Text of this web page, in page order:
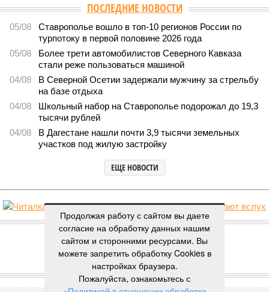
ПОСЛЕДНИЕ НОВОСТИ
05/08
Ставрополье вошло в топ-10 регионов России по
турпотоку в первой половине 2026 года
05/08
Более трети автомобилистов Северного Кавказа
стали реже пользоваться машиной
04/08
В Северной Осетии задержали мужчину за стрельбу
на базе отдыха
04/08
Школьный набор на Ставрополье подорожал до 19,3
тысячи рублей
04/08
В Дагестане нашли почти 3,9 тысячи земельных
участков под жилую застройку
ЕЩЕ НОВОСТИ
НОВОСТИ ПАРТНЕРОВ
Новости smi2.ru
ЕЩЕ ИЗ РАЗДЕЛА «ВЛАСТЬ»
Продолжая работу с сайтом вы даете
согласие на обработку данных нашим
сайтом и сторонними ресурсами. Вы
можете запретить обработку Cookies в
настройках браузера.
Пожалуйста, ознакомьтесь с